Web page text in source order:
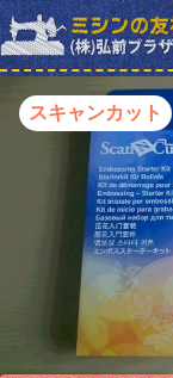
スキャンカット